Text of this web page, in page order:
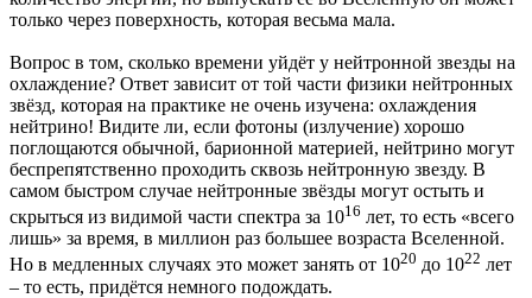
только через поверхность, которая весьма мала.
Вопрос в том, сколько времени уйдёт у нейтронной звезды на
охлаждение? Ответ зависит от той части физики нейтронных
звёзд, которая на практике не очень изучена: охлаждения
нейтрино! Видите ли, если фотоны (излучение) хорошо
поглощаются обычной, барионной материей, нейтрино могут
беспрепятственно проходить сквозь нейтронную звезду. В
самом быстром случае нейтронные звёзды могут остыть и
скрыться из видимой части спектра за 1016 лет, то есть «всего
лишь» за время, в миллион раз большее возраста Вселенной.
Но в медленных случаях это может занять от 1020 до 1022 лет
– то есть, придётся немного подождать.